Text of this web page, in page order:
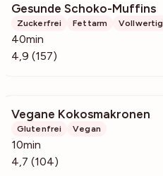
Gesunde Schoko-Muffins
Zuckerfrei Fettarm Vollwertig
40min
4,9 (157)
Vegane Kokosmakronen
Glutenfrei Vegan
10min
4,7 (104)